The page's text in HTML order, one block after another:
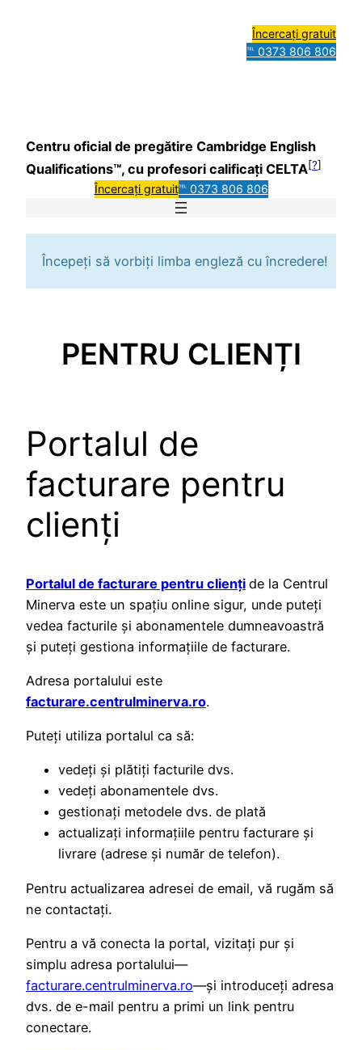
Încercați gratuit
℡ 0373 806 806
Centru oficial de pregătire Cambridge English
Qualifications™, cu profesori calificați CELTA[?]
Încercați gratuit℡ 0373 806 806
Începeți să vorbiți limba engleză cu încredere!
PENTRU CLIENȚI
Portalul de
facturare pentru
clienți
Portalul de facturare pentru clienți de la Centrul
Minerva este un spațiu online sigur, unde puteți
vedea facturile și abonamentele dumneavoastră
și puteți gestiona informațiile de facturare.
Adresa portalului este
facturare.centrulminerva.ro.
Puteți utiliza portalul ca să:
vedeți și plătiți facturile dvs.
vedeți abonamentele dvs.
gestionați metodele dvs. de plată
actualizați informațiile pentru facturare și
livrare (adrese și număr de telefon).
Pentru actualizarea adresei de email, vă rugăm să
ne contactați.
Pentru a vă conecta la portal, vizitați pur și
simplu adresa portalului—
facturare.centrulminerva.ro—și introduceți adresa
dvs. de e-mail pentru a primi un link pentru
conectare.